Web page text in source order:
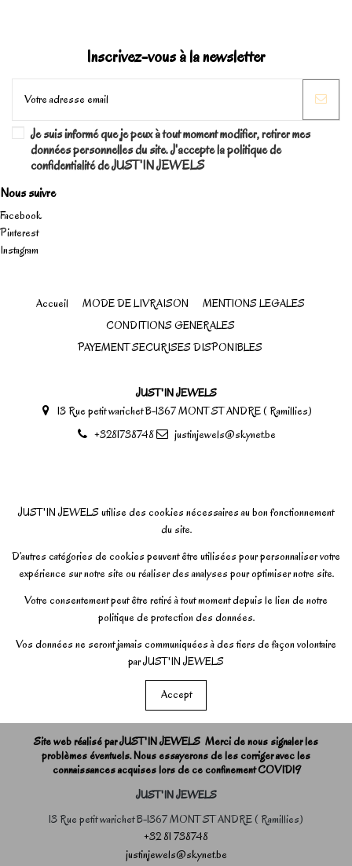
Inscrivez-vous à la newsletter
Je suis informé que je peux à tout moment modifier, retirer mes
données personnelles du site. J'accepte la politique de
confidentialité de JUST'IN JEWELS
Nous suivre
Facebook
Pinterest
Instagram
Accueil MODE DE LIVRAISON
MENTIONS LEGALES
CONDITIONS GENERALES
PAYEMENT SECURISES DISPONIBLES
JUST'IN JEWELS
13 Rue petit warichet B-1367 MONT ST ANDRE ( Ramillies)
+3281738748
justinjewels@skynet.be
JUST'IN JEWELS utilise des cookies nécessaires au bon fonctionnement
du site.
D’autres catégories de cookies peuvent être utilisées pour personnaliser votre
expérience sur notre site ou réaliser des analyses pour optimiser notre site.
Votre consentement peut être retiré à tout moment depuis le lien de notre
politique de protection des données.
Vos données ne seront jamais communiquées à des tiers de façon volontaire
par JUST'IN JEWELS
Accept
Site web réalisé par JUST'IN JEWELS Merci de nous signaler les
problèmes éventuels. Nous essayerons de les corriger avec les
connaissances acquises lors de ce confinement COVID19
JUST'IN JEWELS
13 Rue petit warichet B-1367 MONT ST ANDRE ( Ramillies)
+32 81 738748
justinjewels@skynet.be